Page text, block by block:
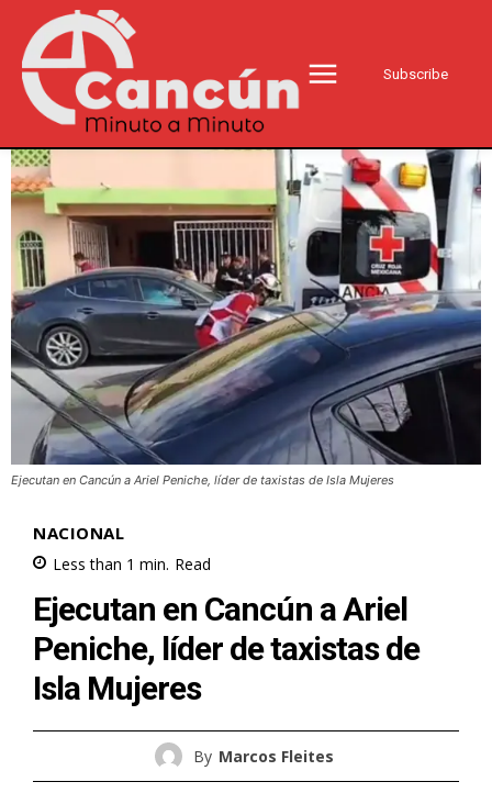
Subscribe
Ejecutan en Cancún a Ariel Peniche, líder de taxistas de Isla Mujeres
NACIONAL
Less than 1 min. Read
Ejecutan en Cancún a Ariel
Peniche, líder de taxistas de
Isla Mujeres
By Marcos Fleites